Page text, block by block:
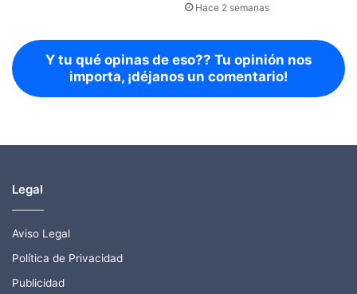
Hace 2 semanas
Y tu qué opinas de eso?? Tu opinión nos
importa, ¡déjanos un comentario!
Legal
Aviso Legal
Política de Privacidad
Publicidad